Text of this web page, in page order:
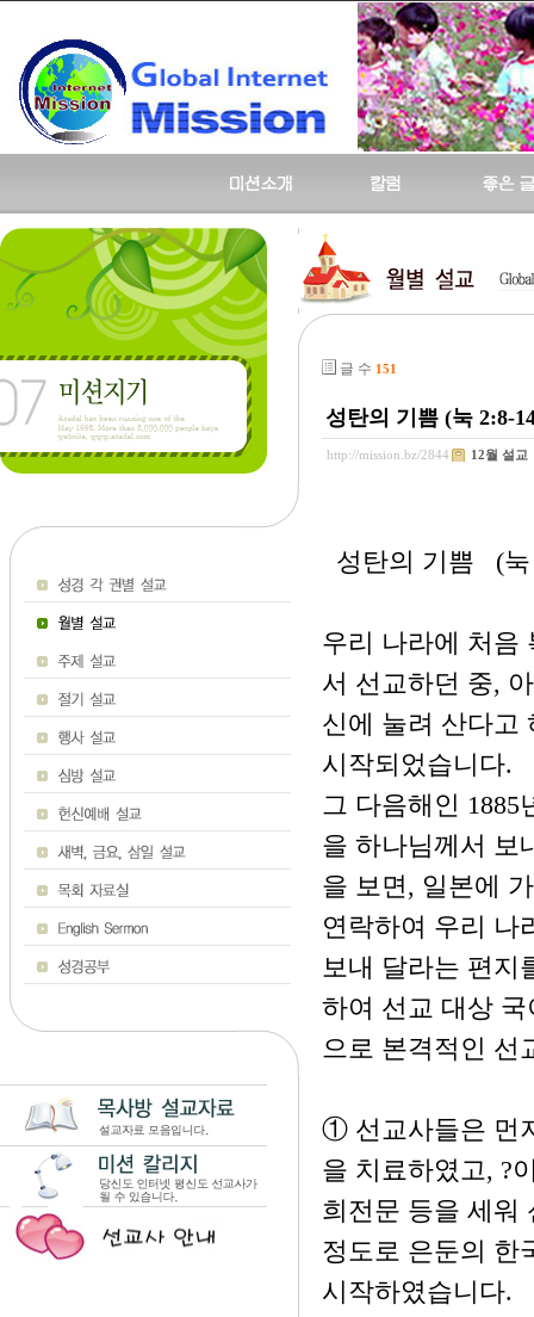
글 수 151
성탄의 기쁨 (눅 2:8-
http://mission.bz/2844 12월 설교
성탄의 기쁨 (
우리 나라에 처음
서 선교하던 중,
신에 눌려 산다고
시작되었습니다.
그 다음해인 1885
을 하나님께서 보
을 보면, 일본에
연락하여 우리 나
보내 달라는 편지
하여 선교 대상
으로 본격적인 선
① 선교사들은 먼
을 치료하였고, ?
희전문 등을 세워
정도로 은둔의 한
시작하였습니다.